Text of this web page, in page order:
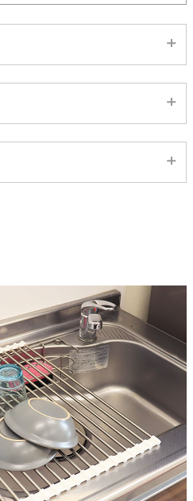
度）、ポリプロピレン（耐熱温度